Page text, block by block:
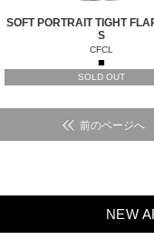
SOFT PORTRAIT TIGHT
S
CFCL
■
SOLD OUT
前のページへ
NEW